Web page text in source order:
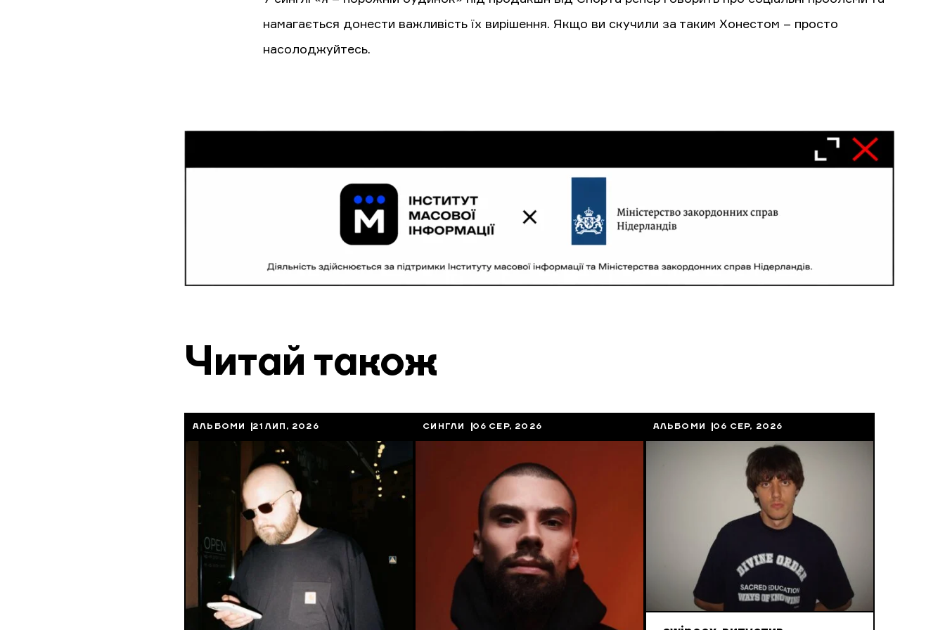
намагається донести важливість їх вирішення. Якщо ви скучили за таким Хонестом – просто
насолоджуйтесь.
Читай також
АЛЬБОМИ 21 ЛИП, 2026 СИНГЛИ 06 СЕР, 2026 АЛЬБОМИ 06 СЕР, 2026